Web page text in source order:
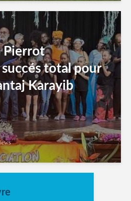
Pierrot
total pour
Karayib